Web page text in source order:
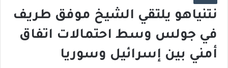
نتنياهو يلتقي الشيخ موفق طريف
في جولس وسط احتمالات اتفاق
أمني بين إسرائيل وسوريا